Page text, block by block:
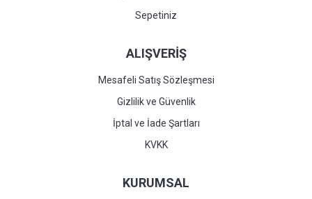
Sepetiniz
ALIŞVERİŞ
Mesafeli Satış Sözleşmesi
Gizlilik ve Güvenlik
İptal ve İade Şartları
KVKK
KURUMSAL